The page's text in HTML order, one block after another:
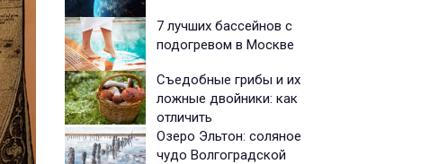
7 лучших бассейнов с
подогревом в Москве
Съедобные грибы и их
ложные двойники: как
отличить
Озеро Эльтон: соляное
чудо Волгоградской